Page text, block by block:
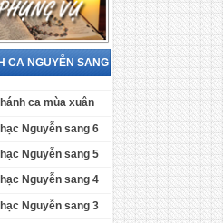
CA NGUYỄN SANG
ca mùa xuân
Nguyễn sang 6
Nguyễn sang 5
Nguyễn sang 4
Nguyễn sang 3